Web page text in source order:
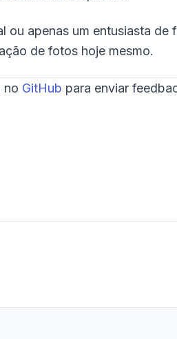
ou apenas um entusiasta
de fotos hoje mesmo.
no GitHub para enviar